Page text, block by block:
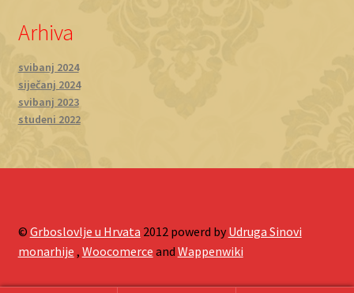
Arhiva
svibanj 2024
siječanj 2024
svibanj 2023
studeni 2022
© Grboslovlje u Hrvata 2012 powerd byUdruga Sinovi
monarhije , Woocomerce and Wappenwiki